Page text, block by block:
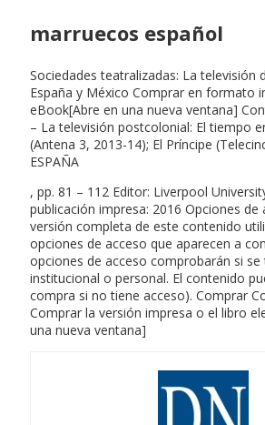
marruecos español
Sociedades teatralizadas: La televisión
España y México Comprar en formato
eBook[Abre en una nueva ventana]
– La televisión postcolonial: El tiempo
(Antena 3, 2013-14); El Príncipe
ESPAÑA
, pp. 81 – 112 Editor: Liverpool
publicación impresa: 2016 Opciones de
versión completa de este contenido
opciones de acceso que aparecen a
opciones de acceso comprobarán si
institucional o personal. El contenido
compra si no tiene acceso). Comprar
Comprar la versión impresa o el libro
una nueva ventana]